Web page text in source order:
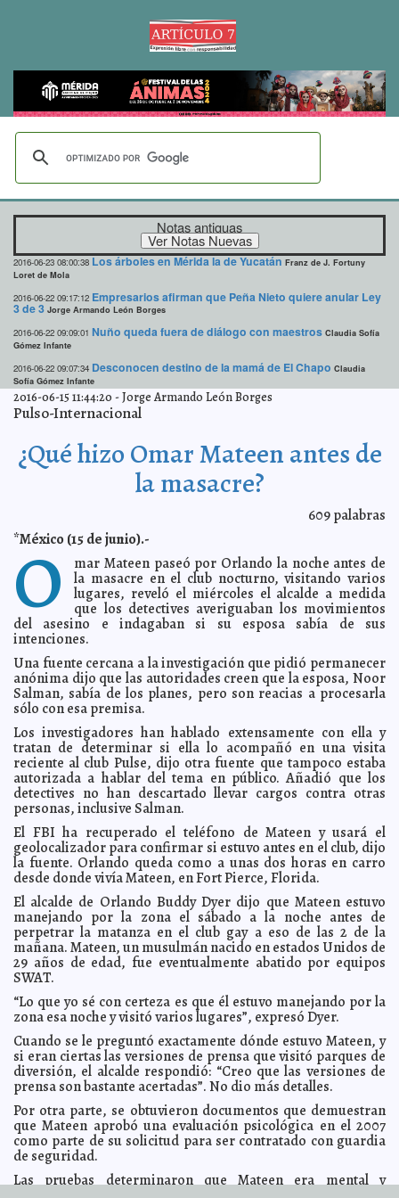
Notas antiguas
2016-06-23 08:00:38 Los árboles en Mérida la de Yucatán Franz de J. Fortuny
Loret de Mola
2016-06-22 09:17:12 Empresarios afirman que Peña Nieto quiere anular Ley
3 de 3 Jorge Armando León Borges
2016-06-22 09:09:01 Nuño queda fuera de diálogo con maestros Claudia Sofía
Gómez Infante
2016-06-22 09:07:34 Desconocen destino de la mamá de El Chapo Claudia
Sofía Gómez Infante
2016-06-22 09:05:34 Messi, el mayor goleador en la historia de Argentina
2016-06-21 11:13:44 Economía mexicana padece por depreciación del peso
Jorge Armando León Borges
México ya no es uno de los países más atractivos para
Claudia Sofía Gómez Infante
Claudia Sofía Gómez
Infante
La segunda peor derrota en la historia
Jorge Armando León
Borges
2016-06-20 07:01:51 Director técnico de Chile pide prudencia Jorge Armando
León Borges
2016-06-20 06:58:42 Juan Carlos Osorio reconoce que fue su culpa
Jorge
Armando León Borges
2016-06-20 06:46:34 Antidepresivos ayudarían en el tratamiento de la
menopausia Carmen Alicia Briceño Sánchez
2016-06-20 06:43:38 Resaltan importancia de atender verrugas
Jorge Armando
León Borges
2016-06-20 06:36:48 Estados Unidos se prepara para enfrentar ola de calor
Jorge Armando León Borges
2016-06-20 06:34:46 Ecuador seguirá dando asilo a Julian Assange
Eduardo
Ignacio Ramos Pérez
2016-06-17 11:04:31 La SCJN ya tiene cuenta en Facebook
Borges
2016-06-17 10:55:07 Muere papá de gobernador electo de Quintana Roo
Claudia Sofía Gómez Infante
2016-06-17 10:53:05 Arzobispo español es acusado de delito de odio
Ignacio Ramos Pérez
2016-06-17 10:50:51 Papás de niños devorado por caimán, devastados Jorge
Armando León Borges
2016-06-17 10:46:31 Cada día es más amplio el rol del papá en la actualidad
Claudia Sofía Gómez Infante
2016-06-17 10:08:43
Ignacio Ramos Pérez
2016-06-17 10:06:28 Confirman muerte de El Profesor Jirafales Eduardo Ignacio
2016-06-16 10:45:35 Guillermo del Toro revela datos de su serie Trollhunters
Carmen Alicia Briceño Sánchez
2016-06-16 10:36:20 Ricky Martin sufre la matanza en Orlando
Jorge Armando
León Borges
2016-06-16 10:34:19 Peña Nieto reconoce labor del senado Jorge Armando León
Borges
2016-06-16 10:20:34 Abogado de El Chapo desconocía ataque a La Tuna
2016-06-15 11:44:20 -Jorge Armando León Borges
Pulso-Internacional
¿Qué hizo Omar Mateen antes de
la masacre?
609palabras
*México (15 de junio).-
O mar Mateen paseó por Orlando la noche antes de
la masacre en el club nocturno, visitando varios
lugares, reveló el miércoles el alcalde a medida
que los detectives averiguaban los movimientos
del asesino e indagaban si su esposa sabía de sus
intenciones.
Una fuente cercana a la investigación que pidió permanecer
anónima dijo que las autoridades creen que la esposa, Noor
Salman, sabía de los planes, pero son reacias a procesarla
sólo con esa premisa.
Los investigadores han hablado extensamente con ella y
tratan de determinar si ella lo acompañó en una visita
reciente al club Pulse, dijo otra fuente que tampoco estaba
autorizada a hablar del tema en público. Añadió que los
detectives no han descartado llevar cargos contra otras
personas, inclusive Salman.
El FBI ha recuperado el teléfono de Mateen y usará el
geolocalizador para confirmar si estuvo antes en el club, dijo
la fuente. Orlando queda como a unas dos horas en carro
desde donde vivía Mateen, en Fort Pierce, Florida.
El alcalde de Orlando Buddy Dyer dijo que Mateen estuvo
manejando por la zona el sábado a la noche antes de
perpetrar la matanza en el club gay a eso de las 2 de la
mañana. Mateen, un musulmán nacido en estados Unidos de
29 años de edad, fue eventualmente abatido por equipos
SWAT.
“Lo que yo sé con certeza es que él estuvo manejando por la
zona esa noche y visitó varios lugares”, expresó Dyer.
Cuando se le preguntó exactamente dónde estuvo Mateen, y
si eran ciertas las versiones de prensa que visitó parques de
diversión, el alcalde respondió: “Creo que las versiones de
prensa son bastante acertadas”. No dio más detalles.
Por otra parte, se obtuvieron documentos que demuestran
que Mateen aprobó una evaluación psicológica en el 2007
como parte de su solicitud para ser contratado con guardia
de seguridad.
Las pruebas determinaron que Mateen era mental y